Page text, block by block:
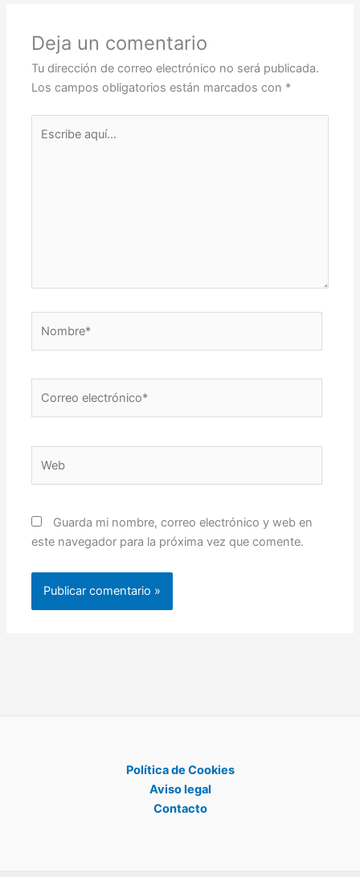
Deja un comentario
Tu dirección de correo electrónico no será publicada.
Los campos obligatorios están marcados con *
aquí...
Guarda mi nombre, correo electrónico y web en
este navegador para la próxima vez que comente.
Política de Cookies
Aviso legal
Contacto